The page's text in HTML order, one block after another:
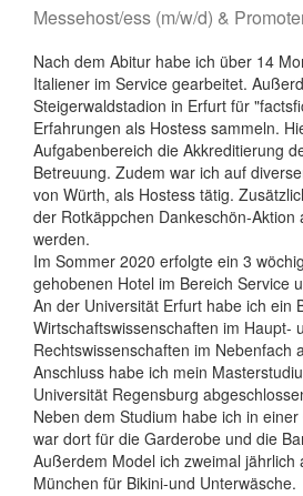
Messehost/ess (m/w/d) &
Nach dem Abitur habe ich über 14
Italiener im Service gearbeitet.
Steigerwaldstadion in Erfurt für
Erfahrungen als Hostess sammeln.
Aufgabenbereich die Akkreditierung
Betreuung. Zudem war ich auf
von Würth, als Hostess tätig.
der Rotkäppchen Dankeschön-Aktion
werden.
Im Sommer 2020 erfolgte ein 3
gehobenen Hotel im Bereich Service
An der Universität Erfurt habe ich ein
Wirtschaftswissenschaften im Haupt-
Rechtswissenschaften im Nebenfach
Anschluss habe ich mein
Universität Regensburg
Neben dem Studium habe ich in
war dort für die Garderobe und die
Außerdem Model ich zweimal jährlich
München für Bikini-und Unterwäsche.